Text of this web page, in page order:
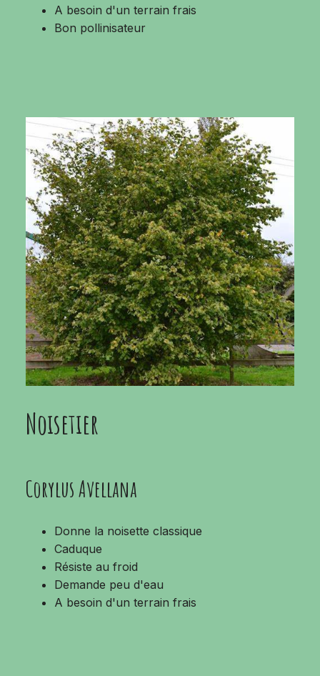
A besoin d'un terrain frais
Bon pollinisateur
Noisetier
Corylus Avellana
Donne la noisette classique
Caduque
Résiste au froid
Demande peu d'eau
A besoin d'un terrain frais